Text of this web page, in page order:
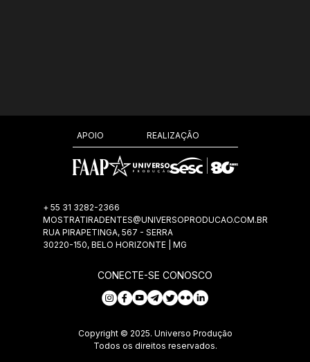
APOIO REALIZAÇÃO
+ 55 31 3282-2366
MOSTRATIRADENTES@UNIVERSOPRODUCAO.COM.BR
RUA PIRAPETINGA, 567 - SERRA
30220-150, BELO HORIZONTE | MG
CONECTE-SE CONOSCO
Copyright © 2025. Universo Produção
Todos os direitos reservados.